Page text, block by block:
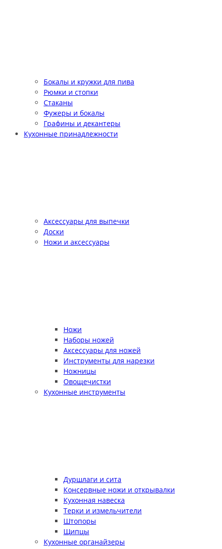
Бокалы и кружки для пива
Рюмки и стопки
Стаканы
Фужеры и бокалы
Графины и декантеры
Кухонные принадлежности
Аксессуары для выпечки
Доски
Ножи и аксессуары
Ножи
Наборы ножей
Аксессуары для ножей
Инструменты для нарезки
Ножницы
Овощечистки
Кухонные инструменты
Дуршлаги и сита
Консервные ножи и открывалки
Кухонная навеска
Терки и измельчители
Штопоры
Щипцы
Кухонные органайзеры